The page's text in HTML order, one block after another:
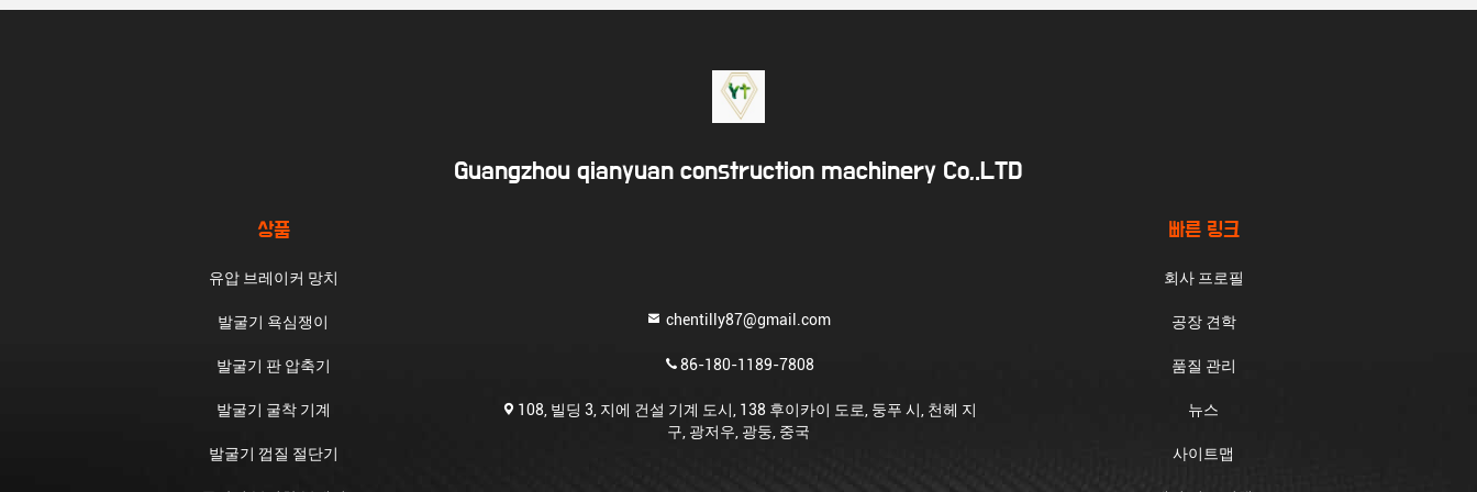
Guangzhou qianyuan construction machinery Co,.LTD
상품
유압 브레이커 망치
발굴기 욕심쟁이
발굴기 판 압축기
발굴기 굴착 기계
발굴기 껍질 절단기
chentilly87@gmail.com
86-180-1189-7808
108, 빌딩 3, 지에 건설 기계 도시, 138 후이카이 도로, 둥푸 시, 천헤 지
구, 광저우, 광둥, 중국
빠른 링크
회사 프로필
공장 견학
품질 관리
뉴스
사이트맵